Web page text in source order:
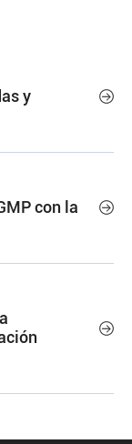
y

con la

